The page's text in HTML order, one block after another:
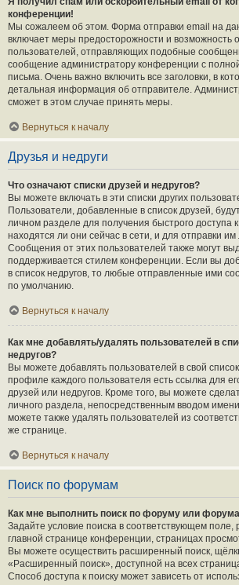
конференции!
Мы сожалеем об этом. Форма отправки email на
включает меры предосторожности и возможность
пользователей, отправляющих подобные
сообщение администратору конференции с
письма. Очень важно включить все заголовки, в
детальная информация об отправителе.
сможет в этом случае принять меры.
Вернуться к началу
Друзья и недруги
Что означают списки друзей и недругов?
Вы можете включать в эти списки других
Пользователи, добавленные в список друзей,
личном разделе для получения быстрого доступа
находятся ли они сейчас в сети, и для отправки
Сообщения от этих пользователей также могут
поддерживается стилем конференции. Если вы
в список недругов, то любые отправленные ими
по умолчанию.
Вернуться к началу
Как мне добавлять/удалять пользователей в
недругов?
Вы можете добавлять пользователей в свой
профиле каждого пользователя есть ссылка для
друзей или недругов. Кроме того, вы можете
личного раздела, непосредственным вводом
можете также удалять пользователей из
же странице.
Вернуться к началу
Поиск по форумам
Как мне выполнить поиск по форуму или
Задайте условие поиска в соответствующем
главной странице конференции, страницах
Вы можете осуществить расширенный поиск,
«Расширенный поиск», доступной на всех
Способ доступа к поиску может зависеть от